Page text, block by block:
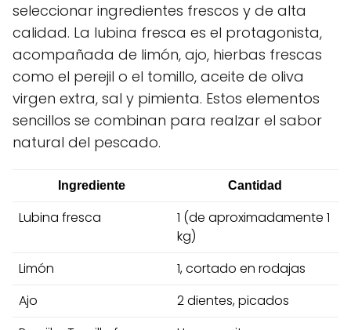
seleccionar ingredientes frescos y de alta
calidad. La lubina fresca es el protagonista,
acompañada de limón, ajo, hierbas frescas
como el perejil o el tomillo, aceite de oliva
virgen extra, sal y pimienta. Estos elementos
sencillos se combinan para realzar el sabor
natural del pescado.
Ingrediente Cantidad
Lubina fresca
1 (de aproximadamente 1
kg)
Limón
1, cortado en rodajas
Ajo
2 dientes, picados